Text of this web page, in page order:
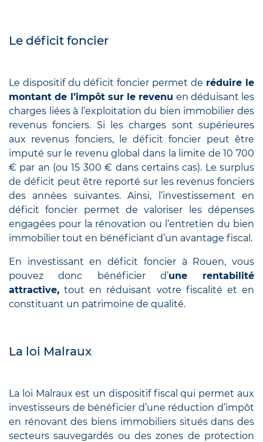
Le déficit foncier
Le dispositif du déficit foncier permet de réduire le
montant de l’impôt sur le revenu en déduisant les
charges liées à l’exploitation du bien immobilier des
revenus fonciers. Si les charges sont supérieures
aux revenus fonciers, le déficit foncier peut être
imputé sur le revenu global dans la limite de 10 700
€ par an (ou 15 300 € dans certains cas). Le surplus
de déficit peut être reporté sur les revenus fonciers
des années suivantes. Ainsi, l’investissement en
déficit foncier permet de valoriser les dépenses
engagées pour la rénovation ou l’entretien du bien
immobilier tout en bénéficiant d’un avantage fiscal.
En investissant en déficit foncier à Rouen, vous
pouvez donc bénéficier d’une rentabilité
attractive, tout en réduisant votre fiscalité et en
constituant un patrimoine de qualité.
La loi Malraux
La loi Malraux est un dispositif fiscal qui permet aux
investisseurs de bénéficier d’une réduction d’impôt
en rénovant des biens immobiliers situés dans des
secteurs sauvegardés ou des zones de protection